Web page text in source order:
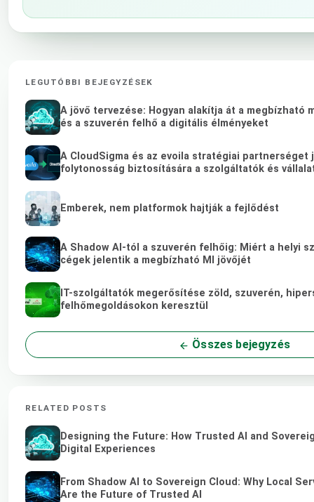
LEGUTÓBBI BEJEGYZÉSEK
A jövő tervezése: Hogyan alakítja át a megbízható
és a szuverén felhő a digitális élményeket
A CloudSigma és az evoila stratégiai partnerséget
folytonosság biztosítására a szolgáltatók és
Emberek, nem platformok hajtják a fejlődést
A Shadow AI-tól a szuverén felhőig: Miért a helyi
cégek jelentik a megbízható MI jövőjét
IT-szolgáltatók megerősítése zöld, szuverén,
felhőmegoldásokon keresztül
Összes bejegyzés
RELATED POSTS
Designing the Future: How Trusted AI and
Digital Experiences
From Shadow AI to Sovereign Cloud: Why Local
Are the Future of Trusted AI